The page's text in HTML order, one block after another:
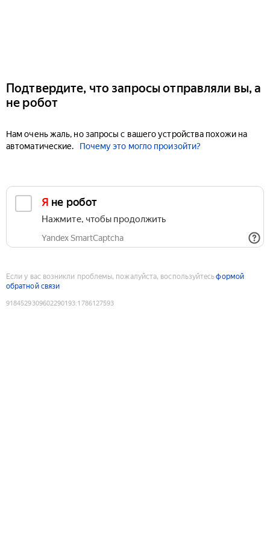
Подтвердите, что запросы отправляли вы, а
не робот
Нам очень жаль, но запросы с вашего устройства похожи на
автоматические.
Почему это могло произойти?
Я не робот
Нажмите, чтобы продолжить
Yandex SmartCaptcha
Если у вас возникли проблемы, пожалуйста, воспользуйтесьформой
обратной связи
9184529309602290193:1786127593